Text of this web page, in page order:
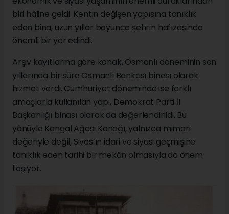
biri hâline geldi. Kentin değişen yapısına tanıklık
eden bina, uzun yıllar boyunca şehrin hafızasında
önemli bir yer edindi.
Arşiv kayıtlarına göre konak, Osmanlı döneminin son
yıllarında bir süre Osmanlı Bankası binası olarak
hizmet verdi. Cumhuriyet döneminde ise farklı
amaçlarla kullanılan yapı, Demokrat Parti İl
Başkanlığı binası olarak da değerlendirildi. Bu
yönüyle Kangal Ağası Konağı, yalnızca mimari
değeriyle değil, Sivas’ın idari ve siyasi geçmişine
tanıklık eden tarihi bir mekân olmasıyla da önem
taşıyor.